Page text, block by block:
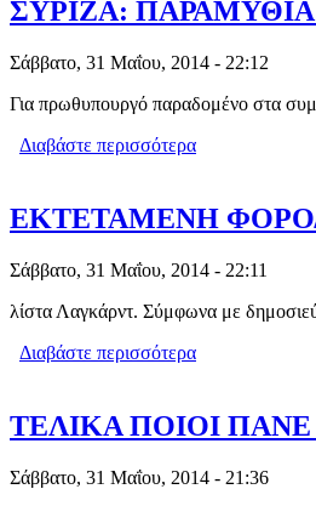
ΣΥΡΙΖΑ:
Σάββατο, 31 Μαΐου, 2014 - 22:12
Για πρωθυπουργό παραδομένο στα
Διαβάστε περισσότερα
ΕΚΤΕΤΑΜΕΝΗ
Σάββατο, 31 Μαΐου, 2014 - 22:11
λίστα Λαγκάρντ. Σύμφωνα με
Διαβάστε περισσότερα
ΤΕΛΙΚΑ ΠΟΙΟΙ
Σάββατο, 31 Μαΐου, 2014 - 21:36